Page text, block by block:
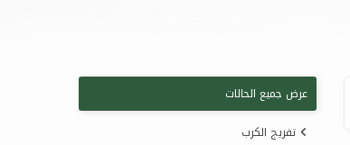
عرض جميع الحالات
تفريج الكرب